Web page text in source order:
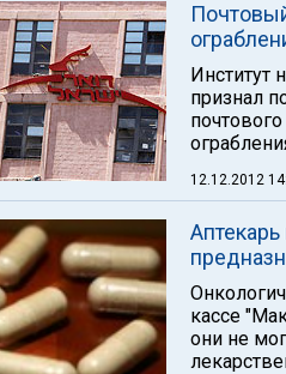
Институт
признал
12.12.2012
кассе
они не